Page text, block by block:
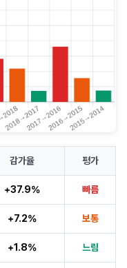
감가율 평가
+37.9% 빠름
+7.2% 보통
+1.8% 느림